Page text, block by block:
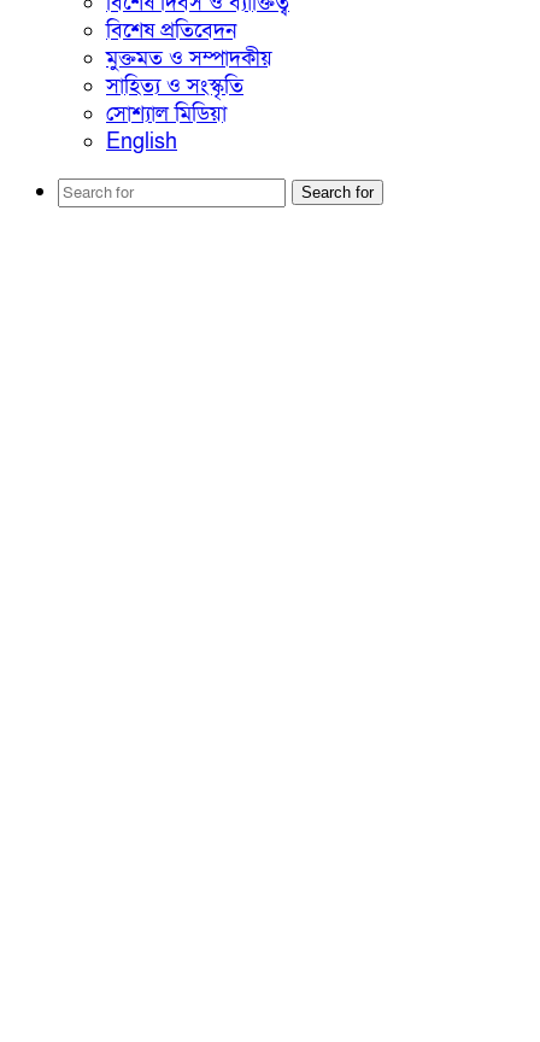
বিশেষ প্রতিবেদন
মুক্তমত ও সম্পাদকীয়
সাহিত্য ও সংস্কৃতি
সোশ্যাল মিডিয়া
English
Search for